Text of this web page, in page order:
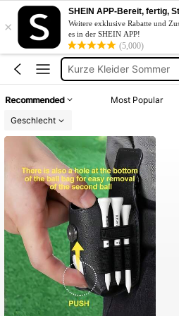
×
SHEIN APP-Bereit, fertig,
Weitere exklusive Rabatte und
es in der SHEIN APP!
(5,000)
Kurze Hose Männer
Golftasche
Kurze Kleider Sommer
Bikini
Golftasche
Recommended Most Popular
Geschlecht